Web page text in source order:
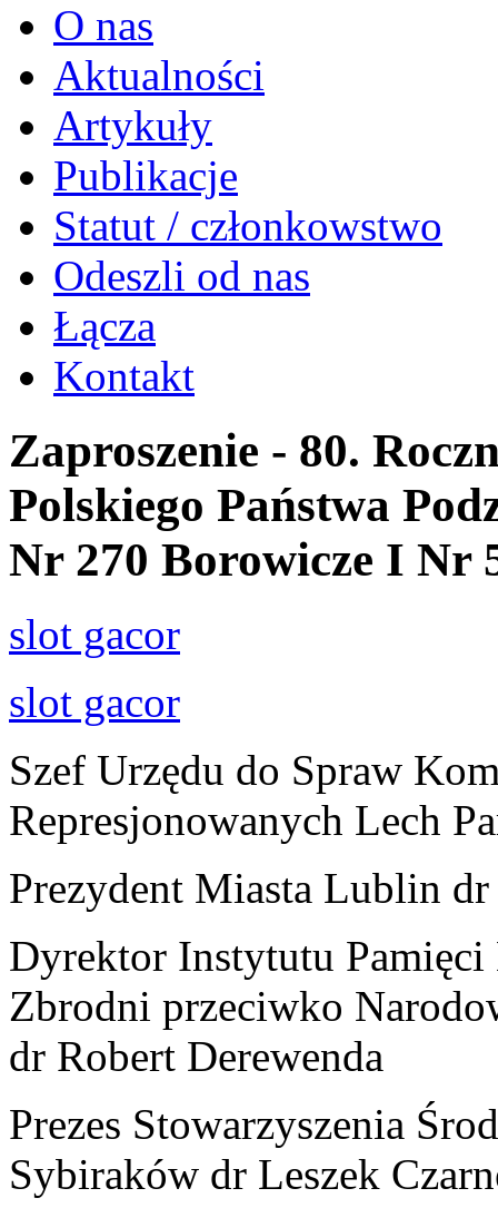
O nas
Aktualności
Artykuły
Publikacje
Statut / członkowstwo
Odeszli od nas
Łącza
Kontakt
Zaproszenie - 80.
Polskiego Państwa
Nr 270 Borowicze I Nr
slot gacor
slot gacor
Szef Urzędu do Spraw
Represjonowanych Lech
Prezydent Miasta Lublin
Dyrektor Instytutu
Zbrodni przeciwko
dr Robert Derewenda
Prezes Stowarzyszenia
Sybiraków dr Leszek